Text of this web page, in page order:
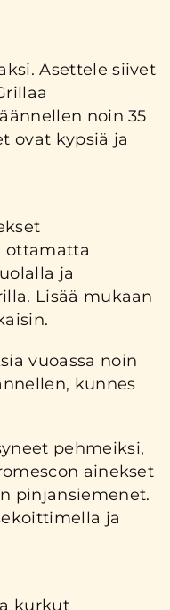
Asettele siivet
noin 35
ovat kypsiä ja
ottamatta
ja
Lisää mukaan
vuoassa noin
kunnes
pehmeiksi,
ainekset
pinjansiemenet.
ja
kurkut